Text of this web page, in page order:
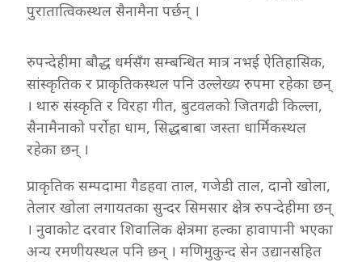
पुरातात्विकस्थल सैनामैना पर्छन् ।
रुपन्देहीमा बौद्ध धर्मसँग सम्बन्धित मात्र नभई ऐतिहासिक,
सांस्कृतिक र प्राकृतिकस्थल पनि उल्लेख्य रुपमा रहेका छन्
। थारु संस्कृति र विरहा गीत, बुटवलको जितगढी किल्ला,
सैनामैनाको पर्रोहा धाम, सिद्धबाबा जस्ता धार्मिकस्थल
रहेका छन् ।
प्राकृतिक सम्पदामा गैडहवा ताल, गजेडी ताल, दानो खोला,
तेलार खोला लगायतका सुन्दर सिमसार क्षेत्र रुपन्देहीमा छन्
। नुवाकोट दरवार शिवालिक क्षेत्रमा हल्का हावापानी भएका
अन्य रमणीयस्थल पनि छन् । मणिमुकुन्द सेन उद्यानसहित